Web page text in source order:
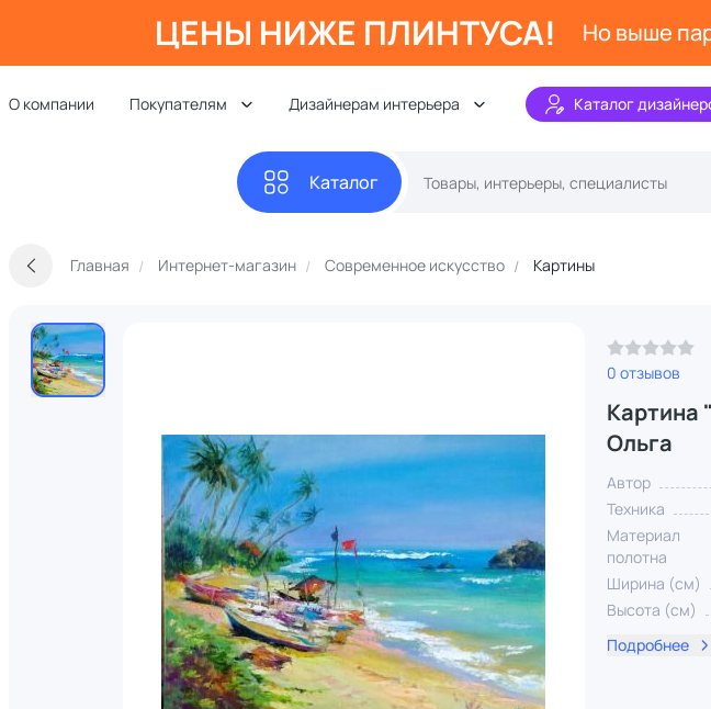
ЦЕНЫ НИЖЕ ПЛИНТУСА! Но выше
О компании Покупателям Дизайнерам интерьера Каталог
Каталог
Главная Интернет-магазин Современное искусство Картины
0 отзывов
Картина
Ольга
Автор
Техника
Материал
полотна
Ширина (см)
Высота (см)
Подробнее